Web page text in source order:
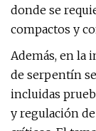
donde se
compactos y
Además, en la
de serpentín
incluidas
y regulación